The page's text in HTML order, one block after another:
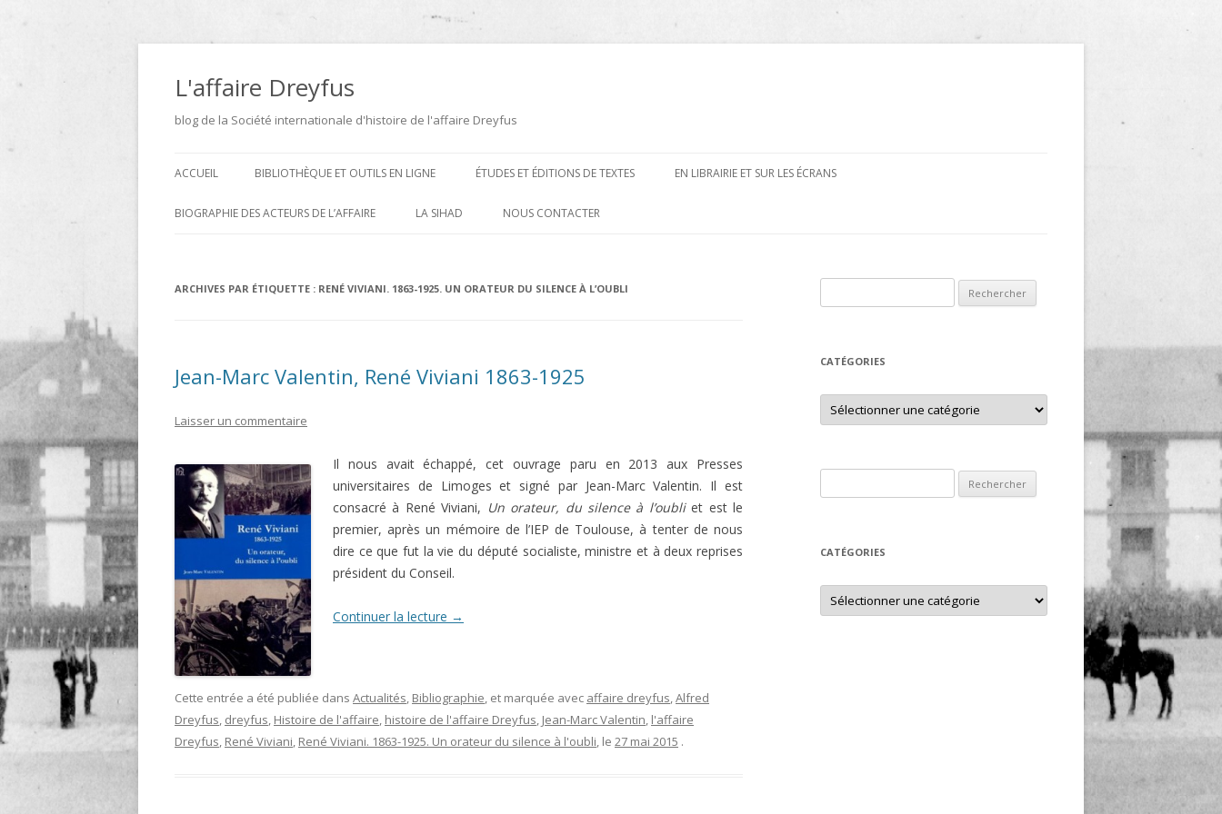
Aller
contenu
L'affaire Dreyfus
blog de la Société internationale d'histoire de l'affaire Dreyfus
ACCUEIL BIBLIOTHÈQUE ET OUTILS EN LIGNE
ARCHIVES
PRESSE
ICONOTHÈQUE
CARTES POSTALES ET
L’AFFAIRE DREYFUS AU CINÉMA
PHOTOGRAPHIES
PARLEMENTAIRES FRANÇAIS DE
LIGNE
LE MAITRON EN LIGNE
ÉTUDES ET ÉDITIONS DE TEXTES
ÉDITIONS DE TEXTES
EN LIBRAIRIE ET SUR LES ÉCRANS
2019
2020
2021
BIOGRAPHIE DES ACTEURS DE L’AFFAIRE
DREYFUS
LA SIHAD NOUS CONTACTER
ARCHIVES PAR ÉTIQUETTE : RENÉ VIVIANI. 1863-1925. UN ORATEUR DU SILENCE À L’OUBLI
Jean-Marc Valentin, René Viviani 1863-1925
Laisser un commentaire
Il nous avait échappé, cet ouvrage paru en 2013 aux Presses
universitaires de Limoges et signé par Jean-Marc Valentin. Il est
consacré à René Viviani, Un orateur, du silence à l’oubliet est le
premier, après un mémoire de l’IEP de Toulouse, à tenter de nous
dire ce que fut la vie du député socialiste, ministre et à deux reprises
président du Conseil.
Continuer la lecture →
Cette entrée a été publiée dans Actualités, Bibliographie, et marquée avec affaire dreyfus,Alfred
Dreyfus, dreyfus, Histoire de l'affaire, histoire de l'affaire Dreyfus, Jean-Marc Valentin, l'affaire
Dreyfus, René Viviani, René Viviani. 1863-1925. Un orateur du silence à l'oubli, le 27 mai 2015 .
CATÉGORIES
Catégories
CATÉGORIES
Catégories